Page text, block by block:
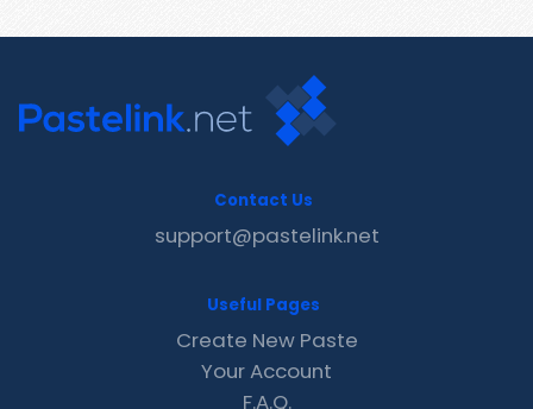
Contact Us
support@pastelink.net
Useful Pages
Create New Paste
Your Account
F.A.Q.